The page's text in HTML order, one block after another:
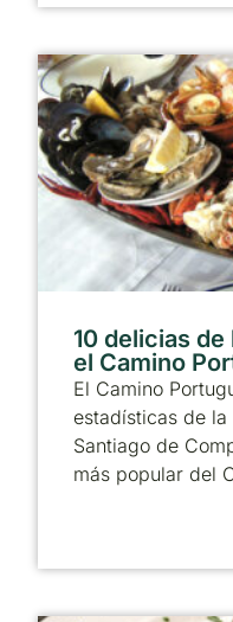
10 delicias
el Camino
El Camino
estadísticas de
Santiago de
más popular del